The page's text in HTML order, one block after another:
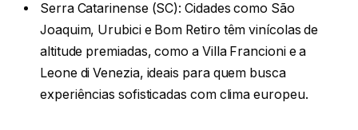
Serra Catarinense (SC): Cidades como São
Joaquim, Urubici e Bom Retiro têm vinícolas de
altitude premiadas, como a Villa Francioni e a
Leone di Venezia, ideais para quem busca
experiências sofisticadas com clima europeu.